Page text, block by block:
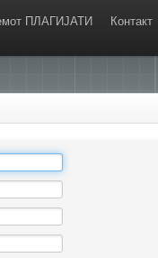
ПЛАГИЈАТИ Контакт